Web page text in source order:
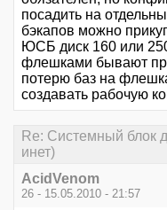
посадить на
бэкапов можно
ЮСБ диск 160 или
флешками бывают
потерю баз на
создавать рабочую
Re: Системный блок
инет)
AcidVenom
26 - 15.05.2010 - 21:57